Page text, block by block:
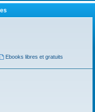
Ebooks libres et gratuits